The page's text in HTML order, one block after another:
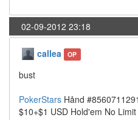
02-09-2012 23:18
callea OP
bust
PokerStars Hånd
$10+$1 USD Hold'em No